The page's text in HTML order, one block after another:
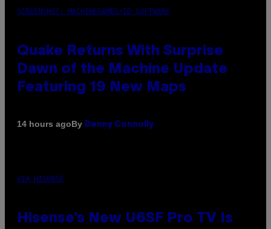
SCREENSHOT: MACHINEGAMES/ID SOFTWARE
Quake Returns With Surprise
Dawn of the Machine Update
Featuring 19 New Maps
14 hours agoBy Denny Connolly
VIA HISENSE
Hisense’s New U6SF Pro TV Is